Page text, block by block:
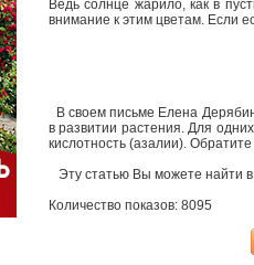
Ведь солнце жарило, как в
внимание к этим цветам. Если
В своем письме Елена
в развитии растения. Для
кислотность (азалии).
Эту статью Вы можете найти
Количество показов: 8095